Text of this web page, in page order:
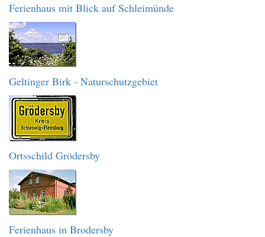
Ferienhaus mit Blick auf Schleimünde
Geltinger Birk - Naturschutzgebiet
Ortsschild Grödersby
Ferienhaus in Brodersby